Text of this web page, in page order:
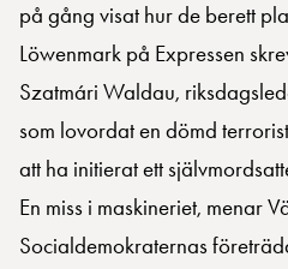
på gång visat hur de berett
Löwenmark på Expressen
Szatmári Waldau,
som lovordat en dömd
att ha initierat ett
En miss i maskineriet, menar
Socialdemokraternas